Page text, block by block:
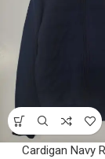
Cardigan Navy